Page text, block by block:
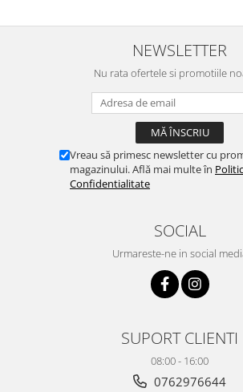
NEWSLETTER
Nu rata ofertele si promotiile
Vreau să primesc newsletter cu
magazinului. Află mai multe în
Confidentialitate
SOCIAL
Urmareste-ne in social
SUPORT CLIENTI
08:00 - 16:00
0762976644